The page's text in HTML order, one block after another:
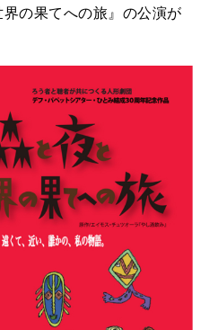
ぷかぷか日記
の果てへの旅』の公演が